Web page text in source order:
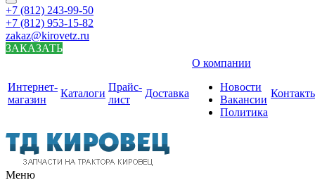
+7 (812) 243-99-50
+7 (812) 953-15-82
zakaz@kirovetz.ru
ЗАКАЗАТЬ
Интернет-
магазин
Каталоги
Прайс-
лист
Доставка
О компании
Новости
Вакансии
Политика
Меню